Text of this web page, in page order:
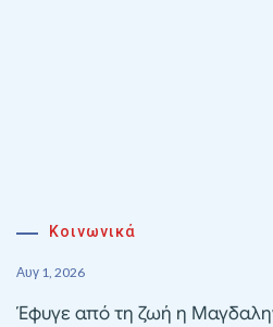
Κοινωνικά
Αυγ 1, 2026
Έφυγε από τη ζωή η